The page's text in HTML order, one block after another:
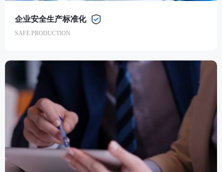
企业安全生产标准化
SAFE PRODUCTION
企业安全生产标准化
SAFE PRODUCTION